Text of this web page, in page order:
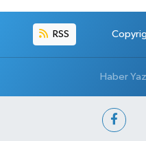
RSS
Haber